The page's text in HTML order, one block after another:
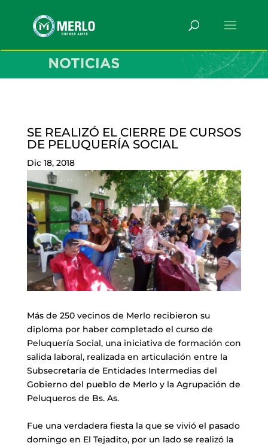
SE REALIZÓ EL CIERRE DE CURSOS
DE PELUQUERÍA SOCIAL
Dic 18, 2018
Más de 250 vecinos de Merlo recibieron su
diploma por haber completado el curso de
Peluquería Social, una iniciativa de formación con
salida laboral, realizada en articulación entre la
Subsecretaría de Entidades Intermedias del
Gobierno del pueblo de Merlo y la Agrupación de
Peluqueros de Bs. As.
Fue una verdadera fiesta la que se vivió el pasado
domingo en El Tejadito, por un lado se realizó la